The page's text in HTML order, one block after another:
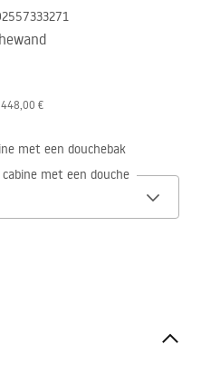
448,00 €
met een douchebak
met een douchebak